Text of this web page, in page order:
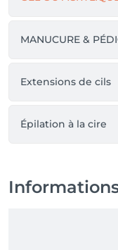
MANUCURE &
Extensions de cils
Épilation à la cire